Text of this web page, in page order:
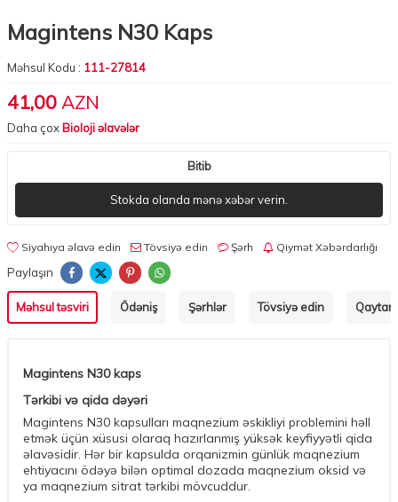
Magintens N30 Kaps
Məhsul Kodu : 111-27814
41,00 AZN
Daha çox Bioloji əlavələr
Bitib
Stokda olanda mənə xəbər verin.
Siyahıya əlavə edin Tövsiyə edin Şərh Qiymət Xəbərdarlığı
Paylaşın
Məhsul təsviri Ödəniş Şərhlər Tövsiyə edin
Magintens N30 kaps
Tərkibi və qida dəyəri
Magintens N30 kapsulları maqnezium əskikliyi problemini həll
etmək üçün xüsusi olaraq hazırlanmış yüksək keyfiyyətli qida
əlavəsidir. Hər bir kapsulda orqanizmin günlük maqnezium
ehtiyacını ödəyə bilən optimal dozada maqnezium oksid və
ya maqnezium sitrat tərkibi mövcuddur.